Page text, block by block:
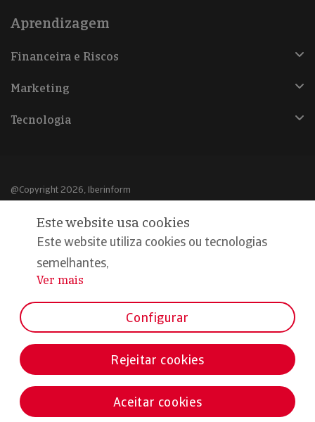
Aprendizagem
Financeira e Riscos
Marketing
Tecnologia
@Copyright 2026, Iberinform
Aviso legal
Política de cookies
Declaração de privacidade
Este website usa cookies
Este website utiliza cookies ou tecnologias
semelhantes,
...
Ver mais
Configurar
Rejeitar cookies
Aceitar cookies